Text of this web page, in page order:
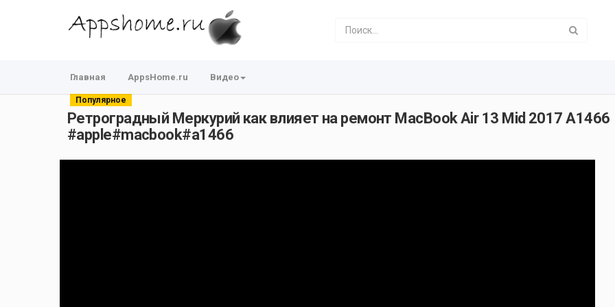
Главная AppsHome.ru Видео
Популярное
Ретроградный Меркурий как влияет на ремонт MacBook Air 13 Mid 2017 A1466
#apple#macbook#a1466